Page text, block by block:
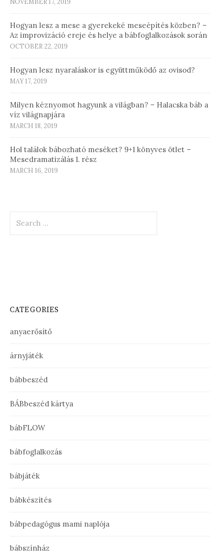
NOVEMBER 17, 2019
Hogyan lesz a mese a gyerekeké meseépítés közben? –
Az improvizáció ereje és helye a bábfoglalkozások során
OCTOBER 22, 2019
Hogyan lesz nyaraláskor is együttműködő az ovisod?
MAY 17, 2019
Milyen kéznyomot hagyunk a világban? – Halacska báb a
víz világnapjára
MARCH 18, 2019
Hol találok bábozható meséket? 9+1 könyves ötlet –
Mesedramatizálás 1. rész
MARCH 16, 2019
for:
CATEGORIES
anyaerősítő
árnyjáték
bábbeszéd
BÁBbeszéd kártya
bábFLOW
bábfoglalkozás
bábjáték
bábkészítés
bábpedagógus mami naplója
bábszínház